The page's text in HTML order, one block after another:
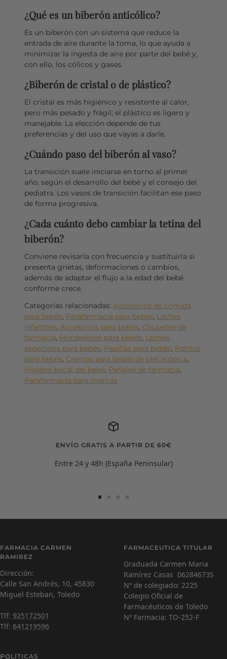
¿Qué es un biberón anticólico?
Es un biberón con un sistema que reduce la
entrada de aire durante la toma, lo que ayuda a
minimizar la ingesta de aire por parte del bebé y,
con ello, los cólicos y gases.
¿Biberón de cristal o de plástico?
El cristal es más higiénico y resistente al calor,
pero más pesado y frágil; el plástico es ligero y
manejable. La elección depende de tus
preferencias y del uso que vayas a darle.
¿Cuándo paso del biberón al vaso?
La transición suele iniciarse en torno al primer
año, según el desarrollo del bebé y el consejo del
pediatra. Los vasos de transición facilitan ese paso
de forma progresiva.
¿Cada cuánto debo cambiar la tetina del
biberón?
Conviene revisarla con frecuencia y sustituirla si
presenta grietas, deformaciones o cambios,
además de adaptar el flujo a la edad del bebé
conforme crece.
Categorías relacionadas: Accesorios de comida
para bebés, Parafarmacia para bebés, Leches
infantiles, Accesorios para bebés, Chupetes de
farmacia, Mordedores para bebés, Leches
especiales para bebés, Papillas para bebés, Potitos
para bebés, Cremas para bebés de piel atópica,
Higiene bucal del bebé, Pañales de farmacia,
Parafarmacia para mamás
ENVÍO GRATIS A PARTIR DE 60€
Entre 24 y 48h (España Peninsular)
4
FARMACIA CARMEN
RAMIREZ
Dirección:
Calle San Andrés, 10, 45830
Miguel Esteban, Toledo
Tlf: 925172501
Tlf: 641219596
FARMACEUTICA TITULAR
Graduada Carmen Maria
Ramírez Casas 06284673S
Nº de colegiado: 2225
Colegio Oficial de
Farmacéuticos de Toledo
Nº Farmacia: TO-252-F
POLÍTICAS
C Farmacéutica Virtual - En línea
¡Hola! Soy Carmen 😊, tu farmacéutica virtual.
¿Cómo estás hoy y en qué puedo ayudarte?